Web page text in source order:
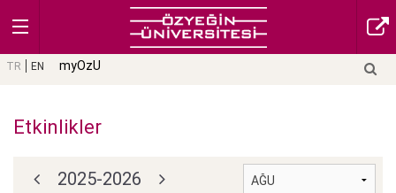
TR EN myOzU
Etkinlikler
2025-2026